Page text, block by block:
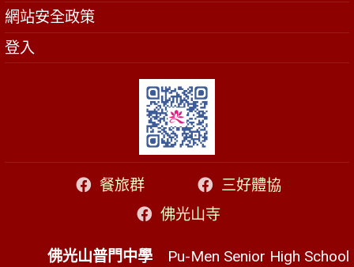
網站安全政策
登入
餐旅群
三好體協
佛光山寺
佛光山普門中學 Pu-Men Senior High School